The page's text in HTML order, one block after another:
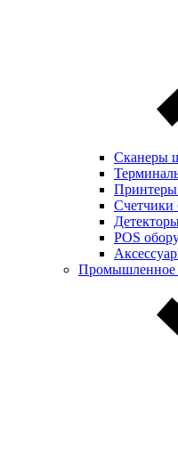
Сканеры
Принтеры
Cчетчики
POS
Промышленное